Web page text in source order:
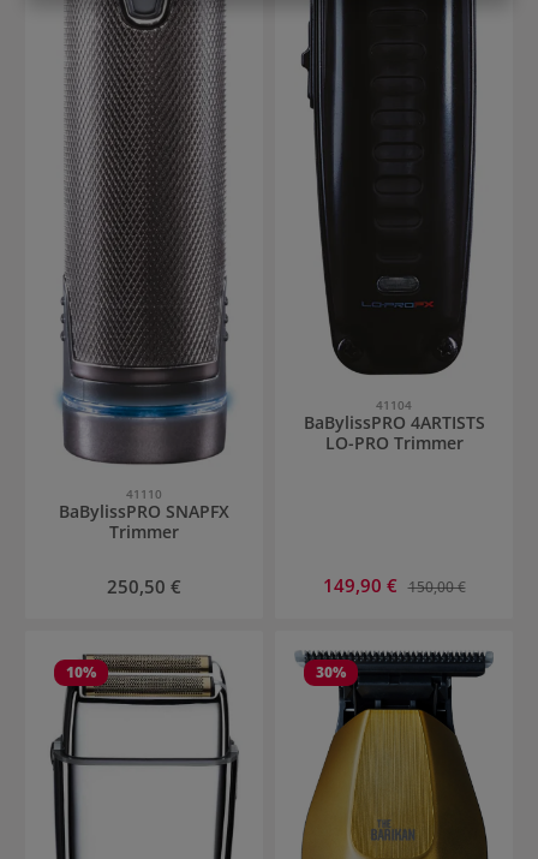
41110
BaBylissPRO SNAPFX
Trimmer
Regulärer Preis:
250,50 €
41104
BaBylissPRO 4ARTISTS
LO-PRO Trimmer
Verkaufspreis:
149,90 € Regulärer Preis:
150,00 €
10% 30%